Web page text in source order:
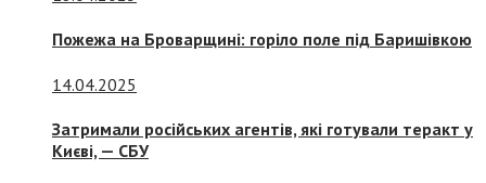
Пожежа на Броварщині: горіло поле під Баришівкою
14.04.2025
Затримали російських агентів, які готували теракт у
Києві, — СБУ